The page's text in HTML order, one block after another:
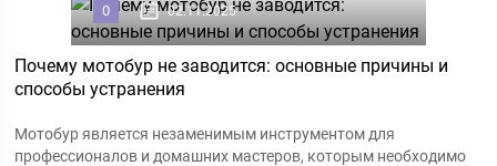
0 02.11.2025
Почему мотобур не заводится: основные причины и
способы устранения
Мотобур является незаменимым инструментом для
профессионалов и домашних мастеров, которым необходимо